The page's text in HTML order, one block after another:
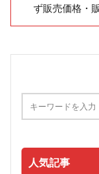
ず販売価格・
人気記事